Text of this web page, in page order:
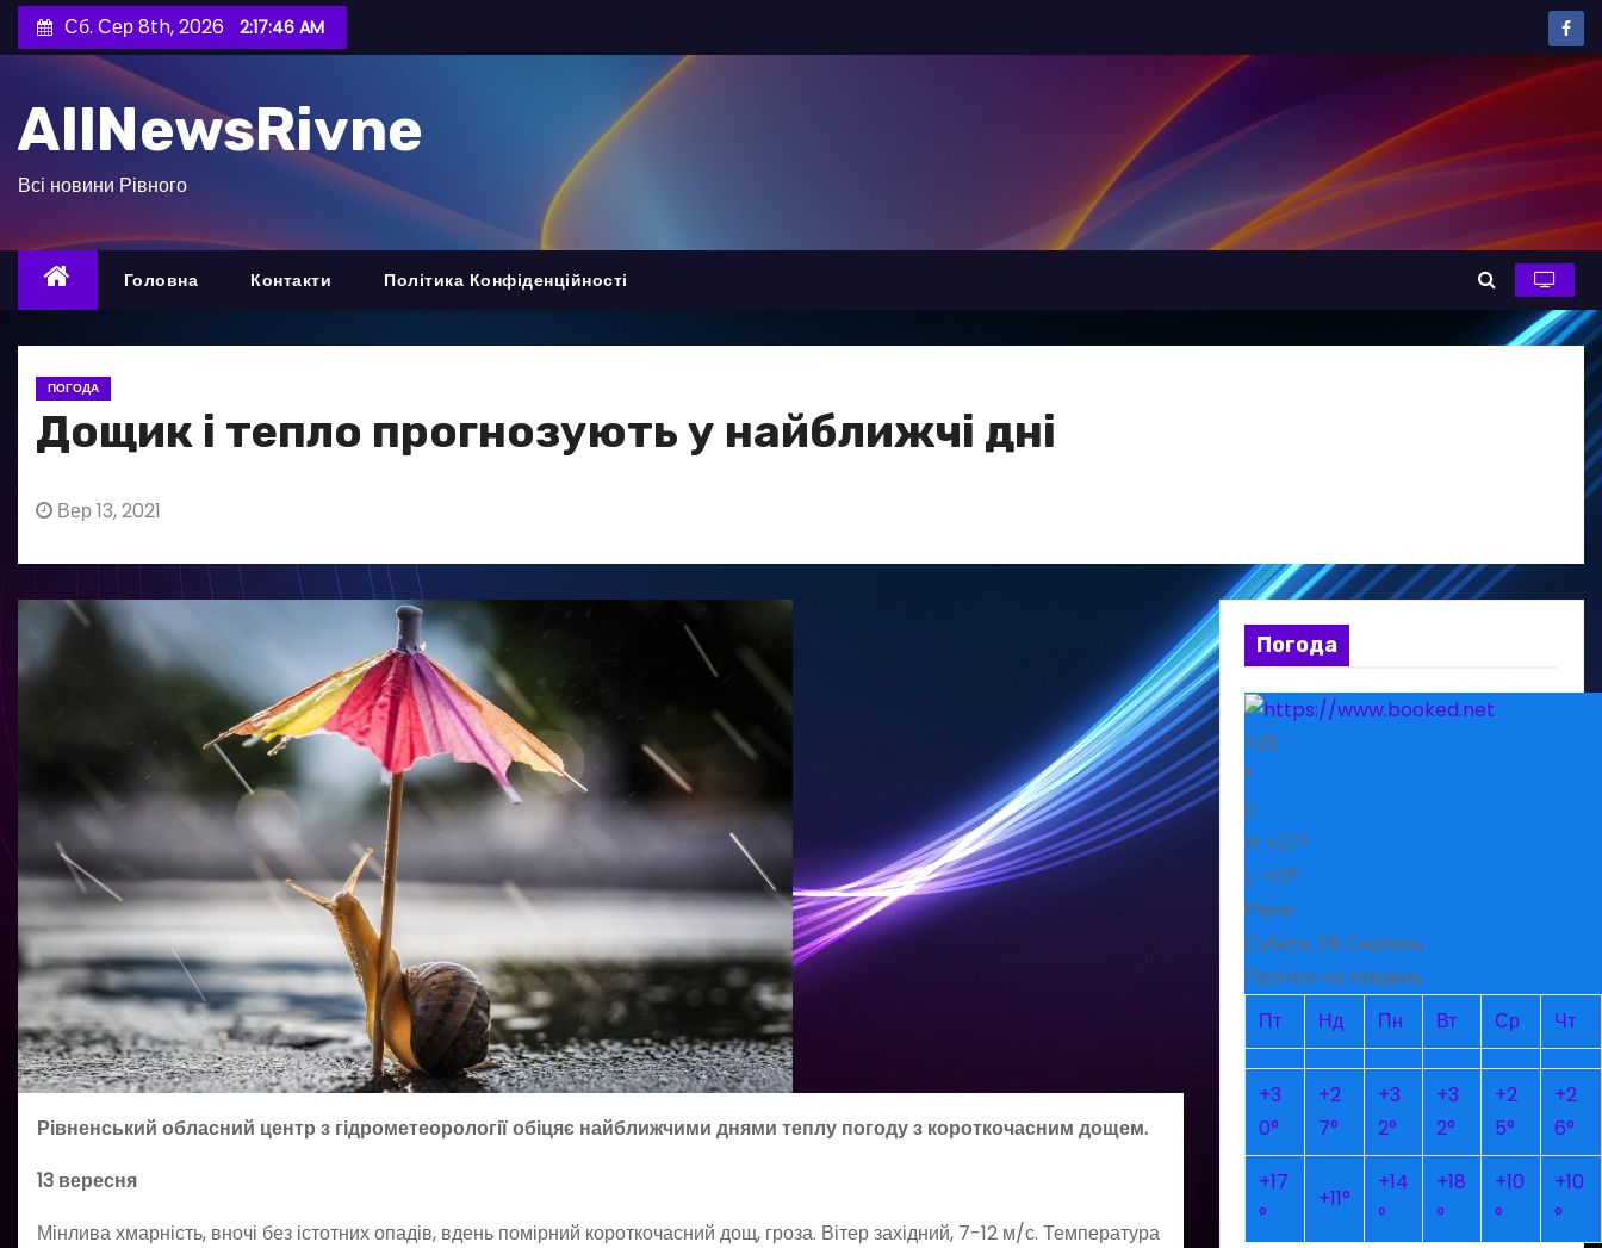
е
д
Сб. Сер 8th, 2026 2:17:48 AM
AllNewsRivne
Всі новини Рівного
Головна Контакти Політика Конфіденційності
ПОГОДА
Дощик і тепло прогнозують у найближчі дні
Вер 13, 2021
Рівненський обласний центр з гідрометеорології обіцяє найближчими днями теплу погоду з короткочасним дощем.
13 вересня
Мінлива хмарність, вночі без істотних опадів, вдень помірний короткочасний дощ, гроза. Вітер західний, 7-12 м/с. Температура
Погода
+29
°
C
H: +27°
L: +13°
Рівне
Субота, 08 Серпень
Прогноз на тиждень
Пт
Нд Пн Вт Ср Чт
+3
0°
+2
7°
+3
2°
+3
2°
+2
5°
+2
6°
+17
°
+11°
+14
°
+18
°
+10
°
+10
°